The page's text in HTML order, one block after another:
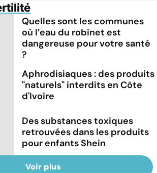
Quelles sont les communes
où l’eau du robinet est
dangereuse pour votre santé
?
Aphrodisiaques : des produits
"naturels" interdits en Côte
d'Ivoire
Des substances toxiques
retrouvées dans les produits
pour enfants Shein
Voir plus